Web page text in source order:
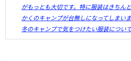
がもっとも大切です。特に服装はきちん
かくのキャンプが台無しになってしまい
冬のキャンプで気をつけたい服装につい